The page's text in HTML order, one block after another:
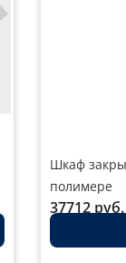
Шкаф
полимере
37712 руб.